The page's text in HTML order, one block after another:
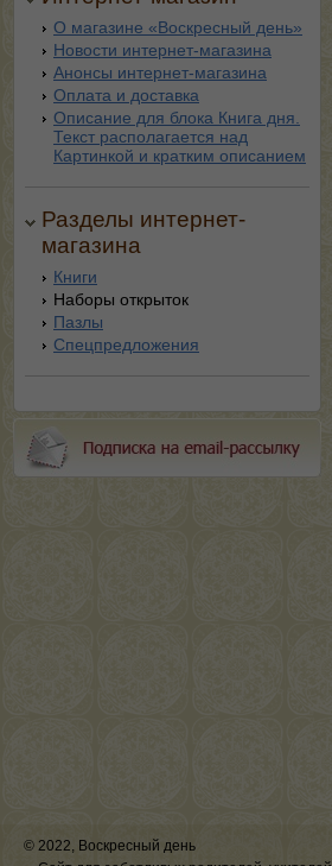
О магазине «Воскресный день»
Новости интернет-магазина
Анонсы интернет-магазина
Оплата и доставка
Описание для блока Книга дня.
Текст располагается над
Картинкой и кратким описанием
Разделы интернет-
магазина
Книги
Наборы открыток
Пазлы
Спецпредложения
© 2022, Воскресный день